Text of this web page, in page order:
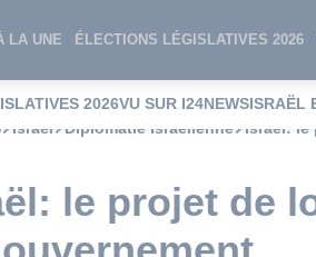
LA UNE ÉLECTIONS LÉGISLATIVES 2026
2026VU SUR I24NEWSISRAËL
Israël Diplomatie Israélienne Israël: le
le projet de